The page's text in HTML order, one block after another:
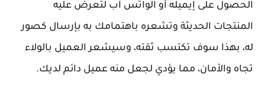
الحصول على إيميله أو الواتس آب لتعرض عليه
المنتجات الحديثة وتشعره باهتمامك به بإرسال كصور
له، بهذا سوف تكتسب ثقته، وسيشعر العميل بالولاء
تجاه والأمان، مما يؤدي لجعل منه عميل دائم لديك.